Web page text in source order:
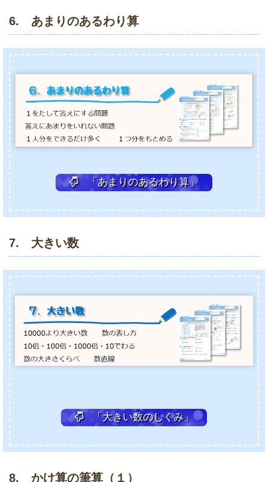
6. あまりのあるわり算
「あまりのあるわり算」
7. 大きい数
「大きい数のしくみ」
8. かけ算の筆算（１）